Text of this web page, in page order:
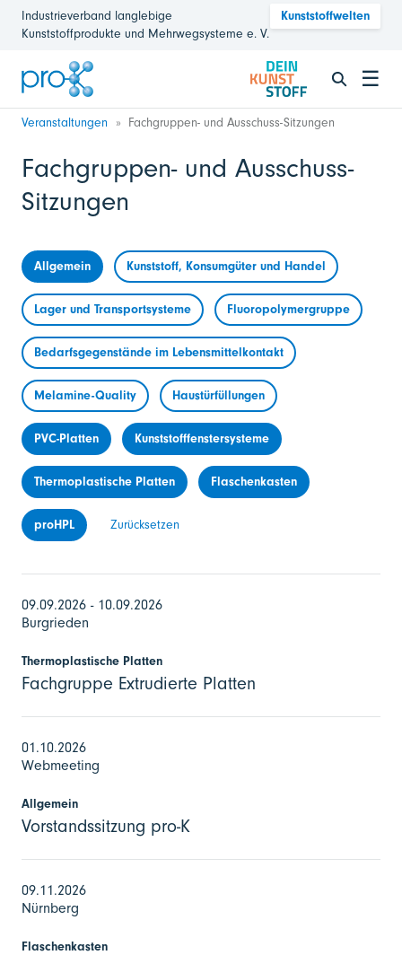
Industrieverband langlebige
Kunststoffprodukte und Mehrwegsysteme e. V.
Kunststoffwelten
☰
Veranstaltungen Fachgruppen- und Ausschuss-Sitzungen
Fachgruppen- und Ausschuss-
Sitzungen
Allgemein Kunststoff, Konsumgüter und Handel
Lager und Transportsysteme Fluoropolymergruppe
Bedarfsgegenstände im Lebensmittelkontakt
Melamine-Quality Haustürfüllungen
PVC-Platten Kunststofffenstersysteme
Thermoplastische Platten Flaschenkasten
proHPL Zurücksetzen
09.09.2026 - 10.09.2026
Burgrieden
Thermoplastische Platten
Fachgruppe Extrudierte Platten
01.10.2026
Webmeeting
Allgemein
Vorstandssitzung pro-K
09.11.2026
Nürnberg
Flaschenkasten